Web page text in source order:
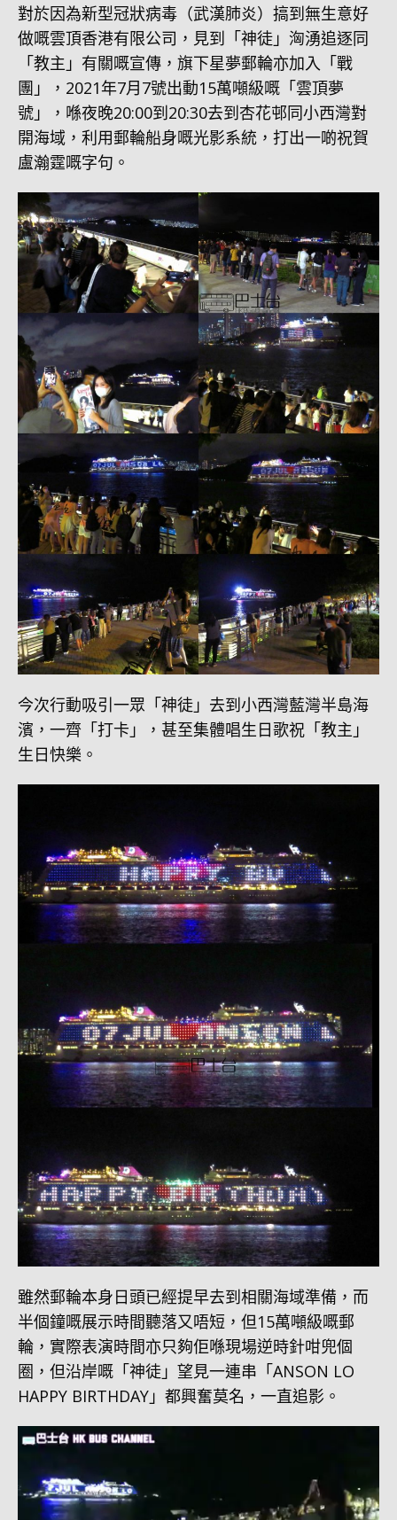
對於因為新型冠狀病毒（武漢肺炎）搞到無生意好
做嘅雲頂香港有限公司，見到「神徒」洶湧追逐同
「教主」有關嘅宣傳，旗下星夢郵輪亦加入「戰
團」，2021年7月7號出動15萬噸級嘅「雲頂夢
號」，喺夜晚20:00到20:30去到杏花邨同小西灣對
開海域，利用郵輪船身嘅光影系統，打出一啲祝賀
盧瀚霆嘅字句。
今次行動吸引一眾「神徒」去到小西灣藍灣半島海
濱，一齊「打卡」，甚至集體唱生日歌祝「教主」
生日快樂。
雖然郵輪本身日頭已經提早去到相關海域準備，而
半個鐘嘅展示時間聽落又唔短，但15萬噸級嘅郵
輪，實際表演時間亦只夠佢喺現場逆時針咁兜個
圈，但沿岸嘅「神徒」望見一連串「ANSON LO
HAPPY BIRTHDAY」都興奮莫名，一直追影。